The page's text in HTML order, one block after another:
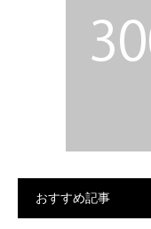
おすすめ記事